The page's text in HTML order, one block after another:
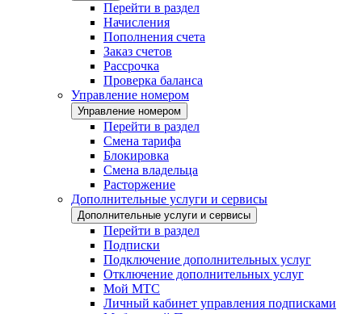
Перейти в раздел
Начисления
Пополнения счета
Заказ счетов
Рассрочка
Проверка баланса
Управление номером
Управление номером
Перейти в раздел
Смена тарифа
Блокировка
Смена владельца
Расторжение
Дополнительные услуги и сервисы
Дополнительные услуги и сервисы
Перейти в раздел
Подписки
Подключение дополнительных услуг
Отключение дополнительных услуг
Мой МТС
Личный кабинет управления подписками